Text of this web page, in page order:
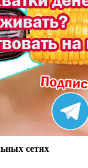
сетях